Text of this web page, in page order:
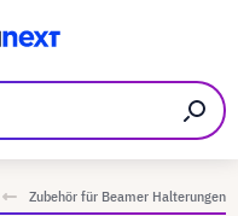
Zubehör für Beamer Halterungen